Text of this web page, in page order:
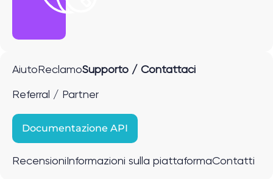
Aiuto ReclamoSupporto / Contattaci
Referral / Partner
Documentazione API
Recensioni Informazioni sulla piattaformaContatti